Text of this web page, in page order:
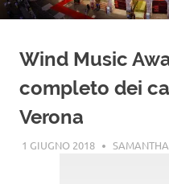
Wind Music
completo dei
Verona
1 GIUGNO 2018